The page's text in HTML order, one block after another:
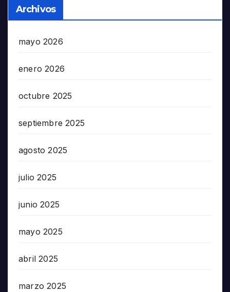
Archivos
mayo 2026
enero 2026
octubre 2025
septiembre 2025
agosto 2025
julio 2025
junio 2025
mayo 2025
abril 2025
marzo 2025